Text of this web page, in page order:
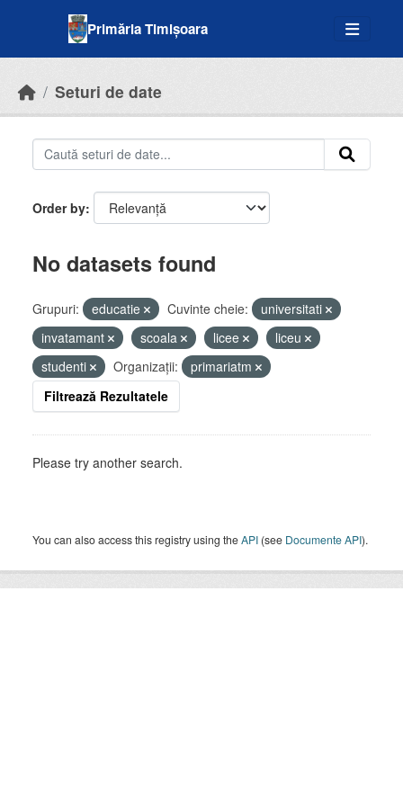
Primăria Timișoara
Seturi de date
Order by
No datasets found
Grupuri: educatie Cuvinte cheie:
universitati
invatamant
scoala licee
liceu
studenti
Organizații:
primariatm
Filtrează Rezultatele
Please try another search.
You can also access this registry using theAPI (see Documente API).